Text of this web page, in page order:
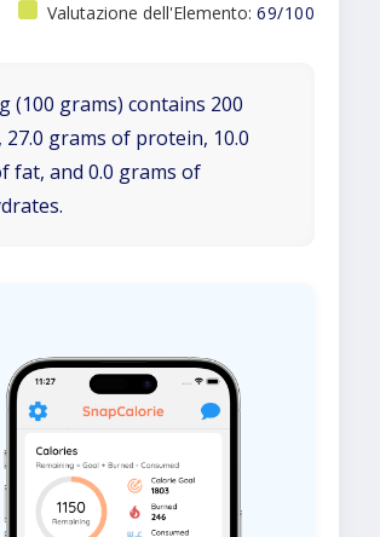
Valutazione dell'Elemento: 69/100
(100 grams) contains 200
27.0 grams of protein, 10.0
fat, and 0.0 grams of